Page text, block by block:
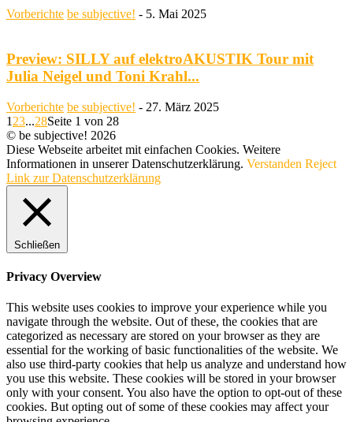
Vorberichte be subjective! - 5. Mai 2025
Preview: SILLY auf elektroAKUSTIK Tour mit
Julia Neigel und Toni Krahl...
Vorberichte be subjective! - 27. März 2025
1 23...28Seite 1 von 28
© be subjective! 2026
Diese Webseite arbeitet mit einfachen Cookies. Weitere
Informationen in unserer Datenschutzerklärung. Verstanden Reject
Link zur Datenschutzerklärung
Schließen
Privacy Overview
This website uses cookies to improve your experience while you
navigate through the website. Out of these, the cookies that are
categorized as necessary are stored on your browser as they are
essential for the working of basic functionalities of the website. We
also use third-party cookies that help us analyze and understand how
you use this website. These cookies will be stored in your browser
only with your consent. You also have the option to opt-out of these
cookies. But opting out of some of these cookies may affect your